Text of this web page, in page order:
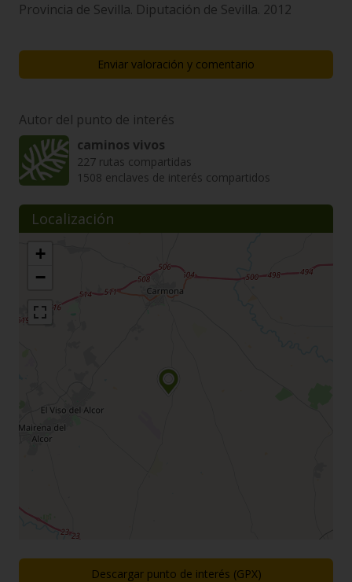
Provincia de Sevilla. Diputación de Sevilla. 2012
Enviar valoración y comentario
Autor del punto de interés
caminos vivos
227 rutas compartidas
1508 enclaves de interés compartidos
Localización
+
−
Descargar punto de interés (GPX)